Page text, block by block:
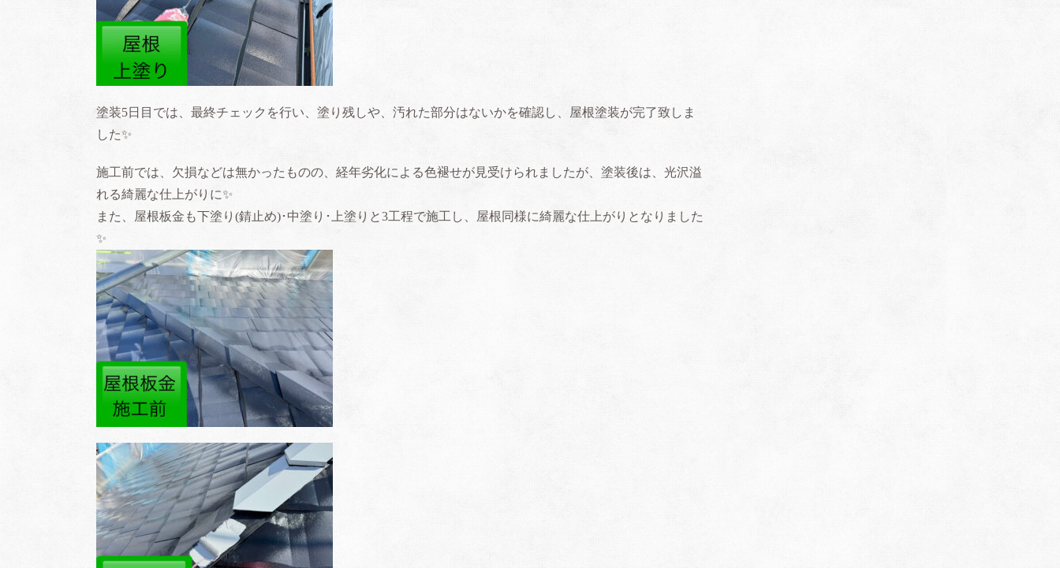
塗装5日目では、最終チェックを行い、塗り残しや、汚れた部分はないかを確認し、屋根塗装が完了致しま
した✨
施工前では、欠損などは無かったものの、経年劣化による色褪せが見受けられましたが、塗装後は、光沢溢
れる綺麗な仕上がりに✨
また、屋根板金も下塗り(錆止め)･中塗り･上塗りと3工程で施工し、屋根同様に綺麗な仕上がりとなりました
✨